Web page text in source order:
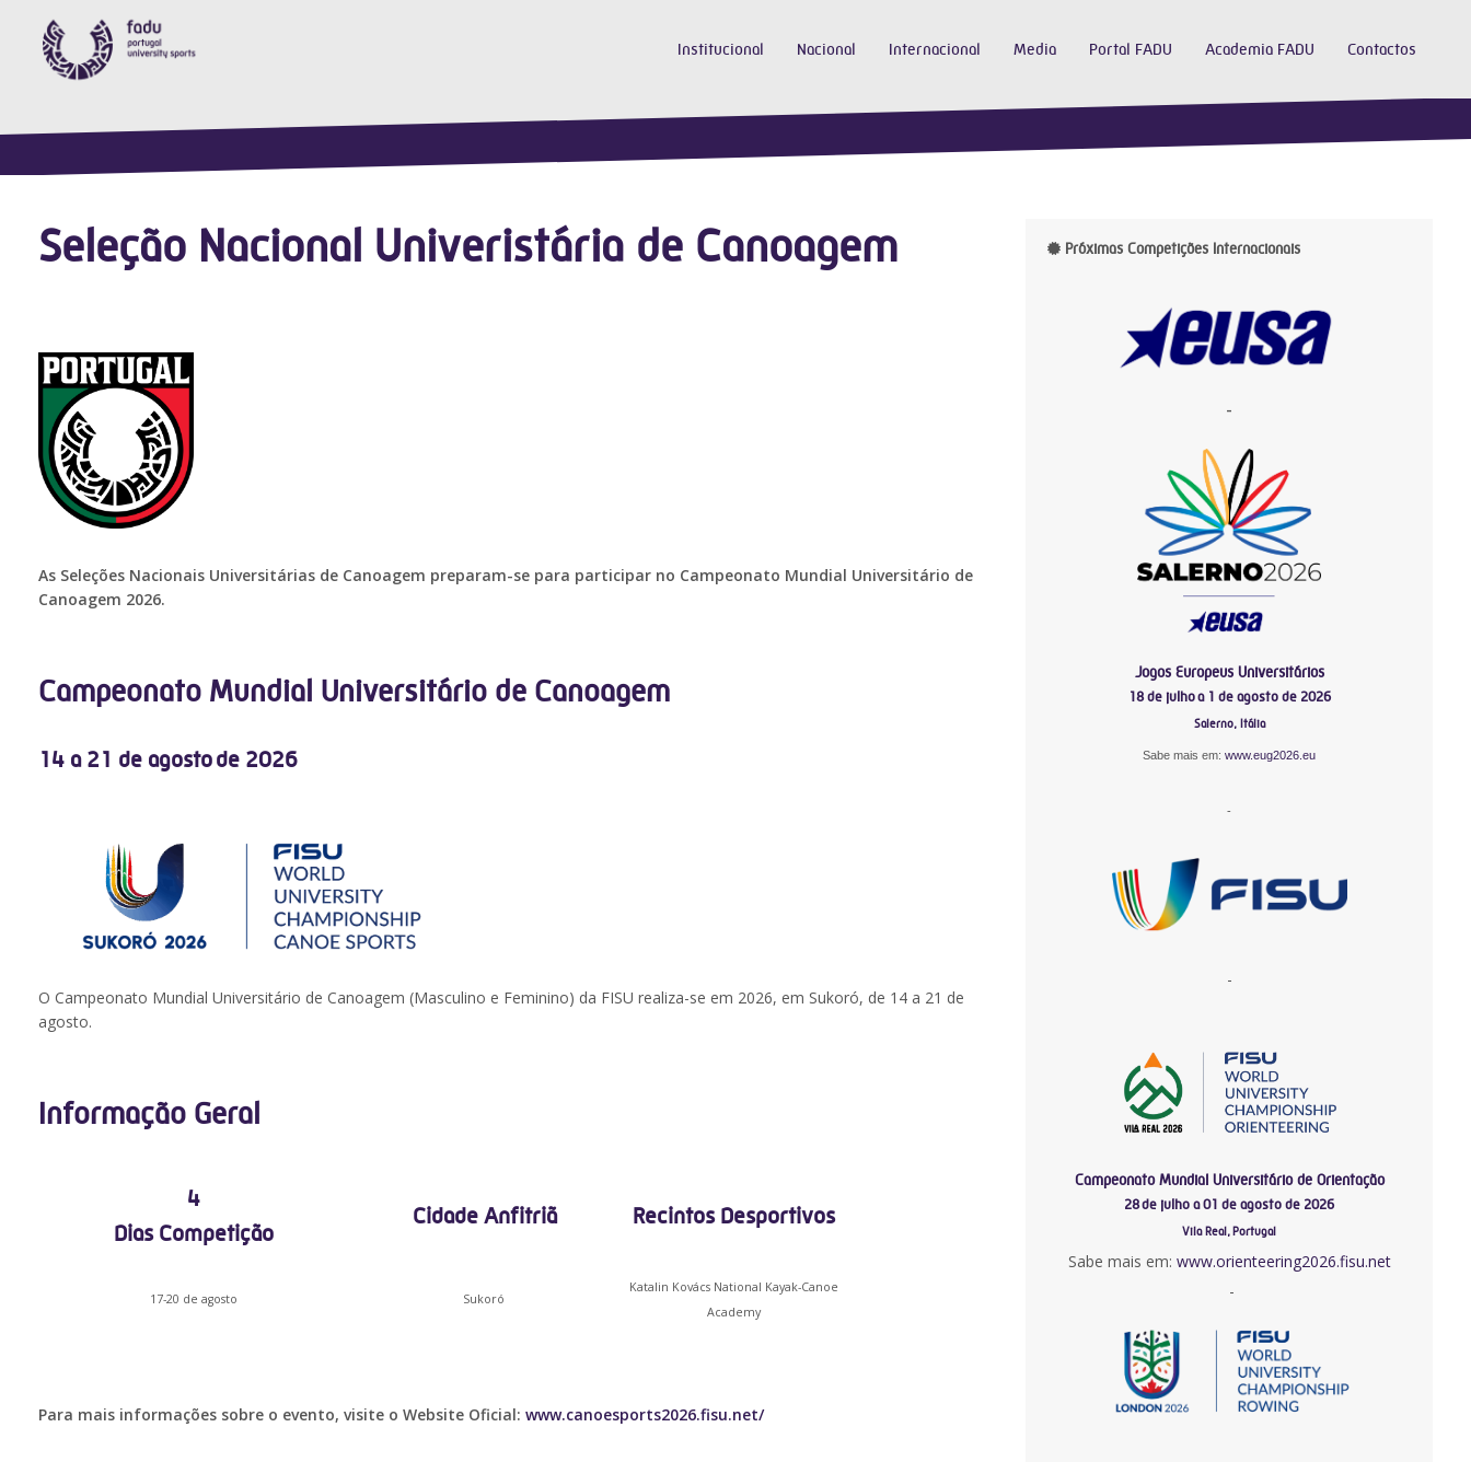
Institucional Nacional Internacional Media Portal FADU Academia FADU Contactos
Seleção Nacional Univeristária de Canoagem
As Seleções Nacionais Universitárias de Canoagem preparam-se para participar no Campeonato Mundial Universitário de
Canoagem 2026.
Campeonato Mundial Universitário de Canoagem
14 a 21 de agosto de 2026
O Campeonato Mundial Universitário de Canoagem (Masculino e Feminino) da FISU realiza-se em 2026, em Sukoró, de 14 a 21 de
agosto.
Informação Geral
4
Dias Competição
Cidade Anfitriã Recintos Desportivos
17-20 de agosto Sukoró
Katalin Kovács National Kayak-Canoe
Academy
Para mais informações sobre o evento, visite o Website Oficial: www.canoesports2026.fisu.net/
Próximas Competições Internacionais
-
Jogos Europeus Universitários
18 de julho a 1 de agosto de 2026
Salerno, Itália
Sabe mais em:www.eug2026.eu
-
-
Campeonato Mundial Universitário de Orientação
28 de julho a 01 de agosto de 2026
Vila Real, Portugal
Sabe mais em: www.orienteering2026.fisu.net
-